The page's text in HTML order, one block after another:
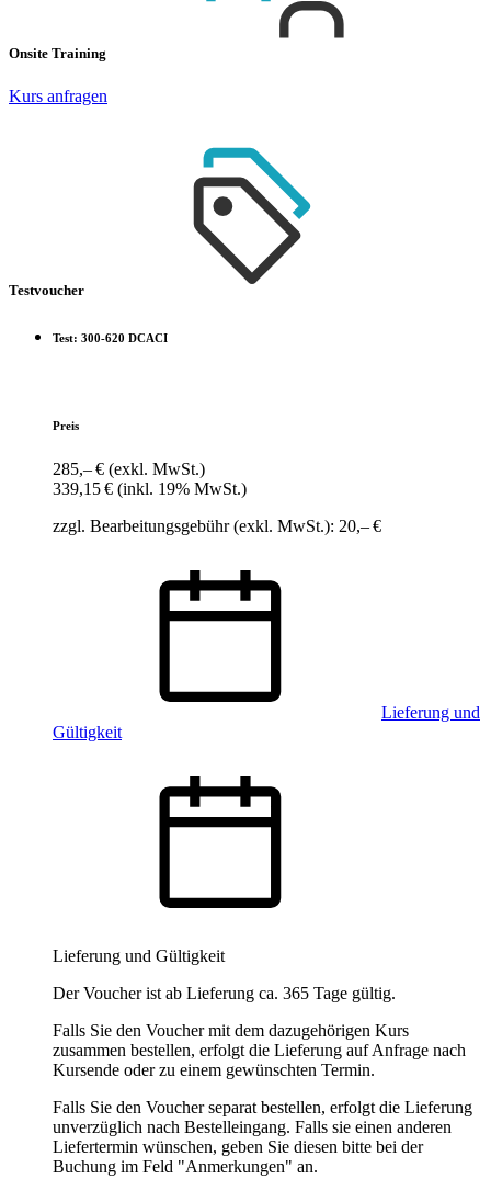
Onsite Training
Kurs anfragen
Testvoucher
Test: 300-620 DCACI
Preis
285,– € (exkl. MwSt.)
339,15 € (inkl. 19% MwSt.)
zzgl. Bearbeitungsgebühr (exkl. MwSt.): 20,– €
Lieferung und
Gültigkeit
Lieferung und Gültigkeit
Der Voucher ist ab Lieferung ca. 365 Tage gültig.
Falls Sie den Voucher mit dem dazugehörigen Kurs
zusammen bestellen, erfolgt die Lieferung auf Anfrage nach
Kursende oder zu einem gewünschten Termin.
Falls Sie den Voucher separat bestellen, erfolgt die Lieferung
unverzüglich nach Bestelleingang. Falls sie einen anderen
Liefertermin wünschen, geben Sie diesen bitte bei der
Buchung im Feld "Anmerkungen" an.